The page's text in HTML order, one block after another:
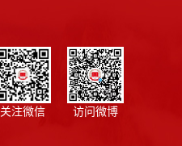
访问微博
关注微信